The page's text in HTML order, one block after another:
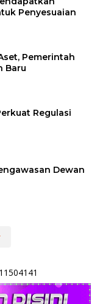
Penyesuaian
Pemerintah
Baru
Regulasi
Dewan
0811504141